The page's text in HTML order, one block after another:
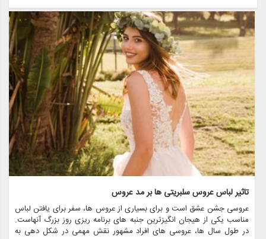
کنیم که لباس شما به زیبایی روزی که آن را پوشیده اید، باقی می ماند.
همچنین نشان خواهیم داد که چگونه فروشگاه هایی مانند مزون چرخچی می
توانند به عروس ها در همه چیز از اجاره تا نگهداری کمک کنند.
تاثیر لباس عروس سلبریتی ها بر مد عروس
عروسی جشن عشق است و برای بسیاری از عروس ها، سفر برای یافتن لباس
مناسب یکی از هیجان انگیزترین جنبه های برنامه ریزی روز بزرگ آنهاست.
در طول سال ها، عروسی های افراد مشهور نقش مهمی در شکل دهی به